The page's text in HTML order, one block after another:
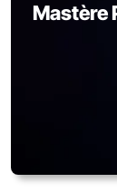
Mastère